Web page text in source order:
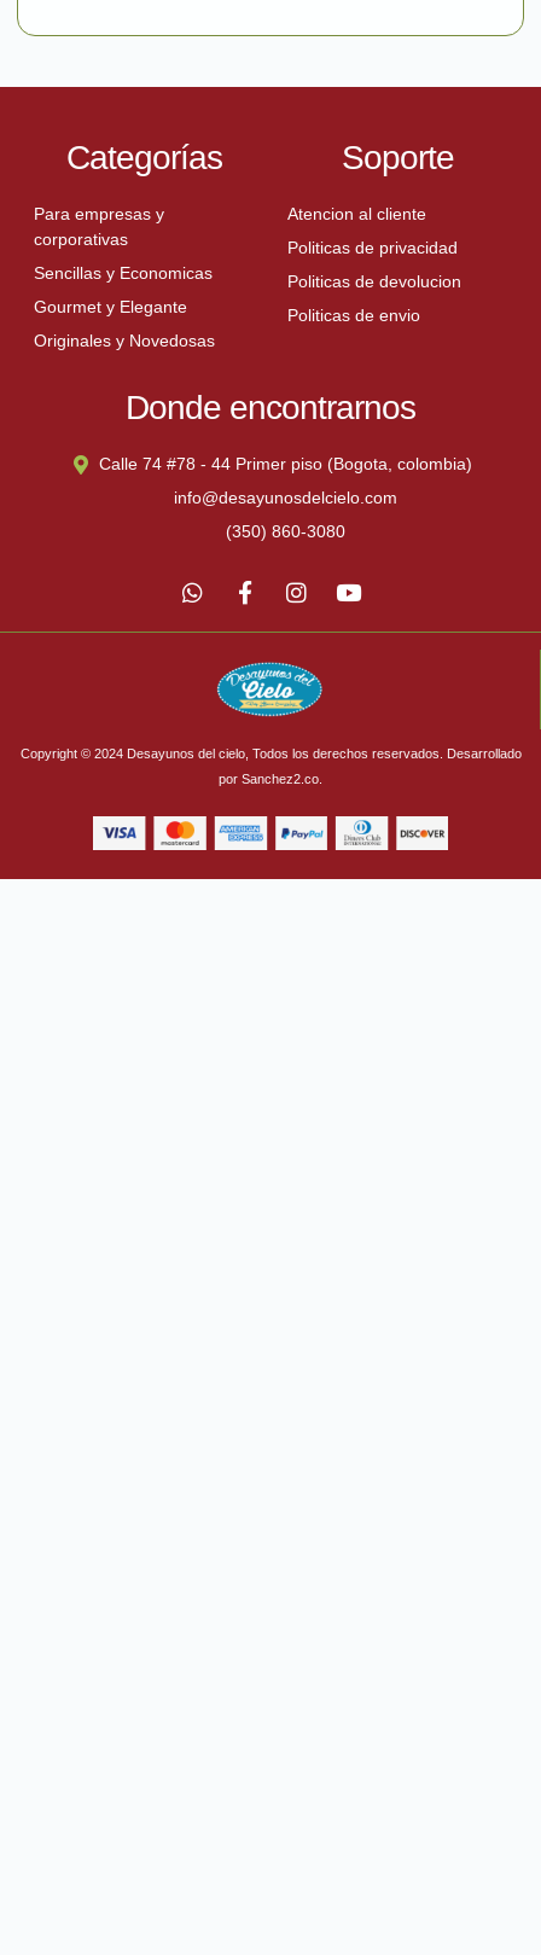
Categorías
Para empresas y
corporativas
Sencillas y Economicas
Gourmet y Elegante
Originales y Novedosas
Soporte
Atencion al cliente
Politicas de privacidad
Politicas de devolucion
Politicas de envio
Donde encontrarnos
Calle 74 #78 - 44 Primer piso (Bogota, colombia)
info@desayunosdelcielo.com
(350) 860-3080
Copyright © 2024 Desayunos del cielo, Todos los derechos reservados. Desarrollado
por Sanchez2.co.